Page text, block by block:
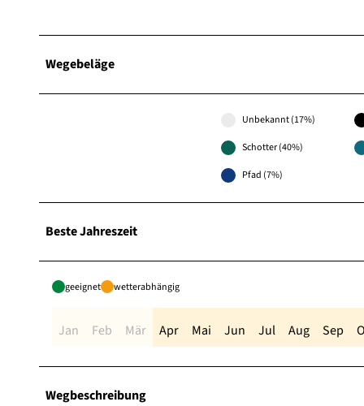
Wegebeläge
Unbekannt (17%)
Schotter (40%)
Pfad (7%)
Beste Jahreszeit
geeignet wetterabhängig
Jan Feb Mär Apr Mai Jun Jul Aug Sep
Wegbeschreibung